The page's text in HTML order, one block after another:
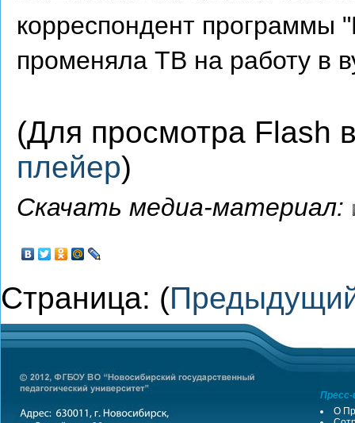
корреспондент программы
променяла ТВ на работу в
(Для просмотра Flash
плейер)
Скачать медиа-материал:
Страница: (
О